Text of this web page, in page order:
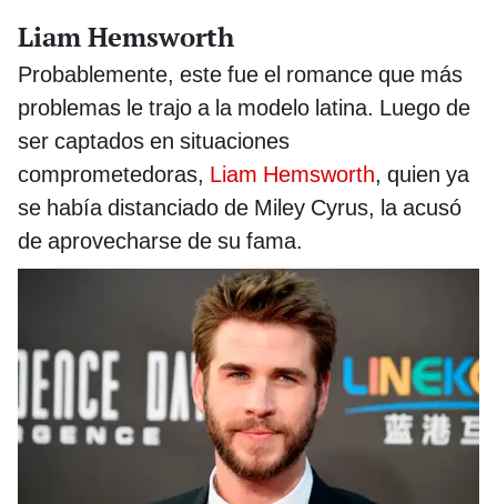
Liam Hemsworth
Probablemente, este fue el romance que más
problemas le trajo a la modelo latina. Luego de
ser captados en situaciones
comprometedoras, Liam Hemsworth, quien ya
se había distanciado de Miley Cyrus, la acusó
de aprovecharse de su fama.